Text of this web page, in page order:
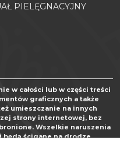
PIELĘGNACYJNY
w całości lub w części treści
graficznych a także
umieszczanie na innych
strony internetowej, bez
Wszelkie naruszenia
ścigane na drodze